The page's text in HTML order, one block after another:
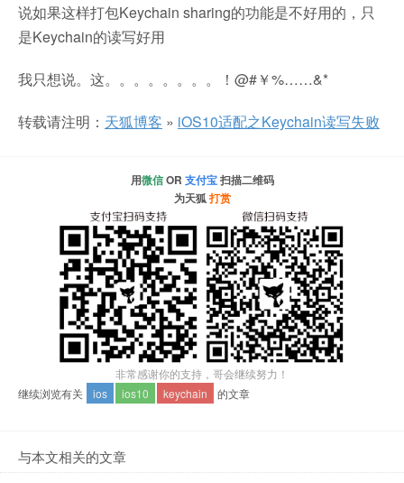
说如果这样打包Keychain sharing的功能是不好用的，只
是Keychain的读写好用
我只想说。这。。。。。。。。！@#￥%……&*
转载请注明： 天狐博客 » iOS10适配之Keychain读写失败
用微信OR 支付宝扫描二维码
为天狐打赏
非常感谢你的支持，哥会继续努力！
继续浏览有关
ios ios10 keychain 的文章
与本文相关的文章